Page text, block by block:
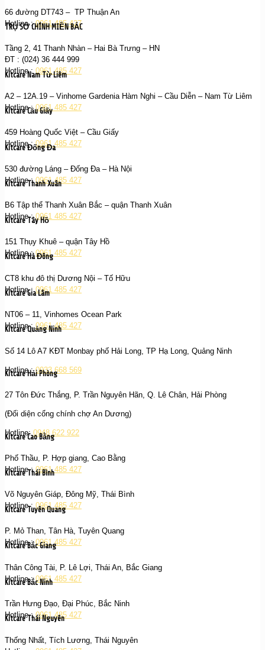
66 đường DT743 – TP Thuận An
Hotline :0961 485 427
TRỤ SỞ CHÍNH MIỀN BẮC
Tầng 2, 41 Thanh Nhàn – Hai Bà Trưng – HN
ĐT : (024) 36 444 999
Hotline :0961 485 427
Kitcare Nam Từ Liêm
A2 – 12A.19 – Vinhome Gardenia Hàm Nghi – Cầu Diễn – Nam Từ Liêm
Hotline :0961 485 427
Kitcare Cầu Giấy
459 Hoàng Quốc Việt – Cầu Giấy
Hotline :0961 485 427
Kitcare Đống Đa
530 đường Láng – Đống Đa – Hà Nội
Hotline :0961 485 427
Kitcare Thanh Xuân
B6 Tập thể Thanh Xuân Bắc – quận Thanh Xuân
Hotline :0961 485 427
Kitcare Tây Hồ
151 Thụy Khuê – quận Tây Hồ
Hotline :0961 485 427
Kitcare Hà Đông
CT8 khu đô thị Dương Nội – Tố Hữu
Hotline :0961 485 427
Kitcare Gia Lâm
NT06 – 11, Vinhomes Ocean Park
Hotline :0961 485 427
Kitcare Quảng Ninh
Số 14 Lô A7 KĐT Monbay phố Hải Long, TP Hạ Long, Quảng Ninh
Hotline :0933 668 569
Kitcare Hải Phòng
27 Tôn Đức Thắng, P. Trần Nguyên Hãn, Q. Lê Chân, Hải Phòng
(Đối diện cổng chính chợ An Dương)
Hotline:0948 622 922
Kitcare Cao Bằng
Phố Thầu, P. Hợp giang, Cao Bằng
Hotline :0961 485 427
Kitcare Thái Bình
Võ Nguyên Giáp, Đông Mỹ, Thái Bình
Hotline :0961 485 427
Kitcare Tuyên Quang
P. Mỏ Than, Tân Hà, Tuyên Quang
Hotline :0961 485 427
Kitcare Bắc Giang
Thân Công Tài, P. Lê Lợi, Thái An, Bắc Giang
Hotline :0961 485 427
Kitcare Bắc Ninh
Trần Hưng Đạo, Đại Phúc, Bắc Ninh
Hotline :0961 485 427
Kitcare Thái Nguyên
Thống Nhất, Tích Lương, Thái Nguyên